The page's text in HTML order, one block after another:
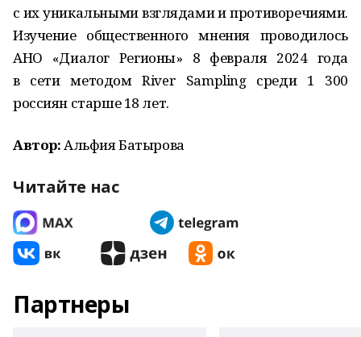
с их уникальными взглядами и противоречиями.
Изучение общественного мнения проводилось
АНО «Диалог Регионы» 8 февраля 2024 года
в сети методом River Sampling среди 1 300
россиян старше 18 лет.
Автор:Альфия Батырова
Читайте нас
Партнеры